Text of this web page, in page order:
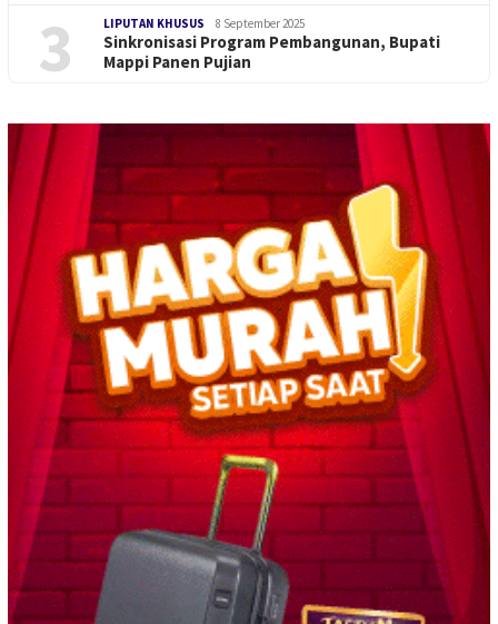
3
LIPUTAN KHUSUS 8 September 2025
Sinkronisasi Program Pembangunan, Bupati
Mappi Panen Pujian